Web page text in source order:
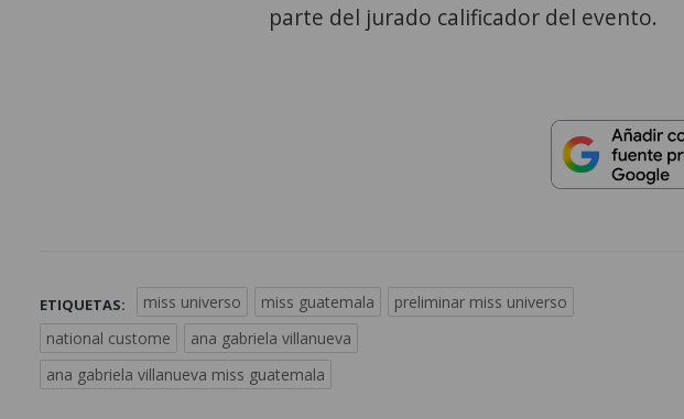
parte del jurado calificador del evento.
ETIQUETAS: miss universo miss guatemala
preliminar miss universo
national custome
ana gabriela villanueva
ana gabriela villanueva miss guatemala